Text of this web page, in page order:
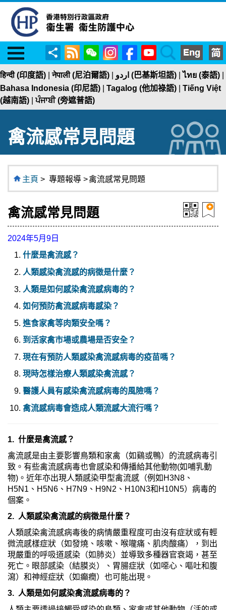
Menu
分
享
RSS WeChatInstagramFacebookYouTubeSearch
हिन्दी (印度語) |नेपाली (尼泊爾語) اردو (巴基斯坦語) |ไทย (泰語)
Bahasa Indonesia (印尼語)
Tagalog (他加祿語)
Tiếng Việt
(越南語) |ਪੰਜਾਬੀ (旁遮普語)
禽流感常見問題
主頁 > 專題報導 >禽流感常見問題
禽流感常見問題
2024年5月9日
什麼是禽流感？
人類感染禽流感的病徵是什麼？
人類是如何感染禽流感病毒的？
如何預防禽流感病毒感染？
進食家禽等肉類安全嗎？
到活家禽市場或農場是否安全？
現在有預防人類感染禽流感病毒的疫苗嗎？
現時怎樣治療人類感染禽流感？
醫護人員有感染禽流感病毒的風險嗎？
禽流感病毒會造成人類流感大流行嗎？
1. 什麼是禽流感？
禽流感是由主要影響鳥類和家禽（如鷄或鴨）的流感病毒引
致。有些禽流感病毒也會感染和傳播給其他動物(如哺乳動
物)。近年亦出現人類感染甲型禽流感（例如H3N8、
H5N1、H5N6、H7N9、H9N2、H10N3和H10N5）病毒的
個案。
2. 人類感染禽流感的病徵是什麼？
人類感染禽流感病毒後的病情嚴重程度可由沒有症狀或有輕
微流感樣症狀（如發燒、咳嗽、喉嚨痛、肌肉酸痛），到出
現嚴重的呼吸道感染（如肺炎）並導致多種器官衰竭，甚至
死亡。眼部感染（結膜炎）、胃腸症狀（如噁心、嘔吐和腹
瀉）和神經症狀（如癲癇）也可能出現。
3. 人類是如何感染禽流感病毒的？